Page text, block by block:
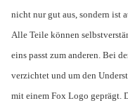
nicht nur gut aus, sondern ist
Alle Teile können
eins passt zum anderen. Bei
verzichtet und um den
mit einem Fox Logo geprägt.